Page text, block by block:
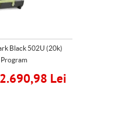
Black 502U (20k)
2.690,98 Lei